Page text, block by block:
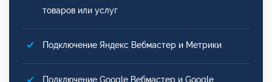
товаров или услуг
Подключение Яндекс Вебмастер и Метрики
Подключение Google Вебмастер и Google